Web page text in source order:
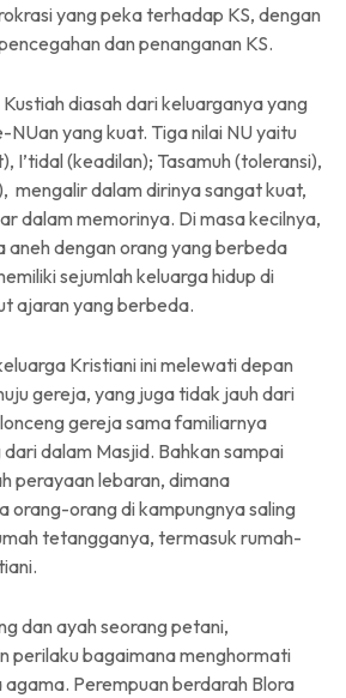
yang peka terhadap KS, dengan
dan penanganan KS.
diasah dari keluarganya yang
NUan yang kuat. Tiga nilai NU yaitu
I’tidal (keadilan); Tasamuh (toleransi),
mengalir dalam dirinya sangat kuat,
dalam memorinya. Di masa kecilnya,
aneh dengan orang yang berbeda
sejumlah keluarga hidup di
ajaran yang berbeda.
Kristiani ini melewati depan
gereja, yang juga tidak jauh dari
gereja sama familiarnya
dalam Masjid. Bahkan sampai
perayaan lebaran, dimana
orang-orang di kampungnya saling
tetangganya, termasuk rumah-
dan ayah seorang petani,
perilaku bagaimana menghormati
agama. Perempuan berdarah Blora